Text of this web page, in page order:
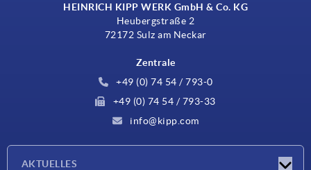
HEINRICH KIPP WERK GmbH & Co. KG
Heubergstraße 2
72172 Sulz am Neckar
Zentrale
+49 (0) 74 54 / 793-0
+49 (0) 74 54 / 793-33
info@kipp.com
AKTUELLES